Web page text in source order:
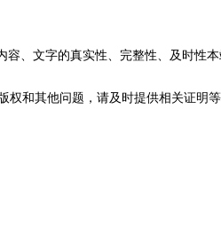
、文字的真实性、完整性、及时性
和其他问题，请及时提供相关证明